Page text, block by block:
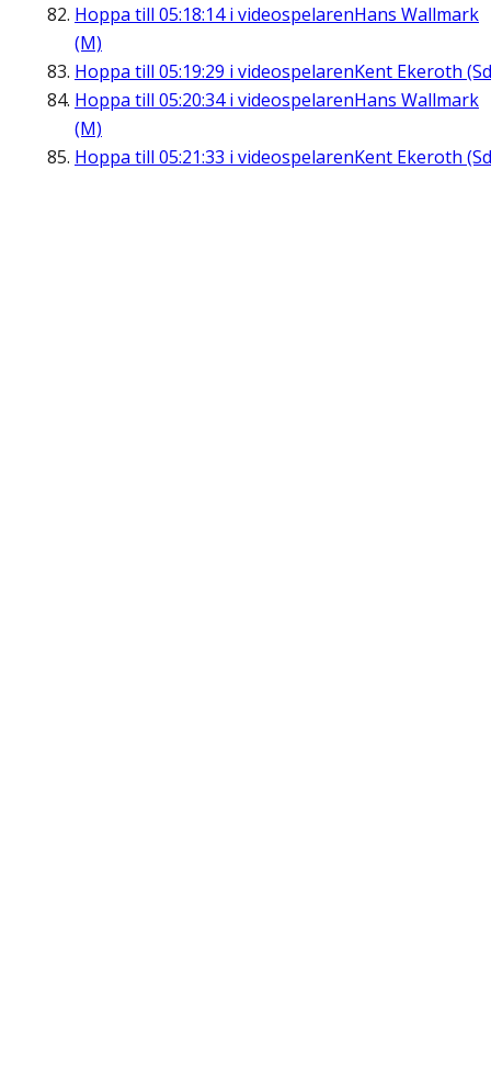
Hoppa till 05:18:14i videospelarenHans Wallmark
(M)
Hoppa till 05:19:29 i videospelarenKent Ekeroth
Hoppa till 05:20:34i videospelarenHans Wallmark
(M)
Hoppa till 05:21:33 i videospelarenKent Ekeroth